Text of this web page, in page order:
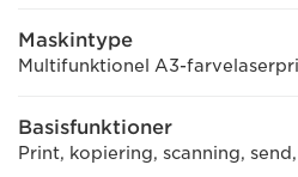
Maskintype
Multifunktionel A3-
Basisfunktioner
Print, kopiering, scanning,